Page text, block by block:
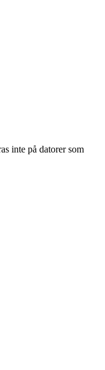
inte på datorer som